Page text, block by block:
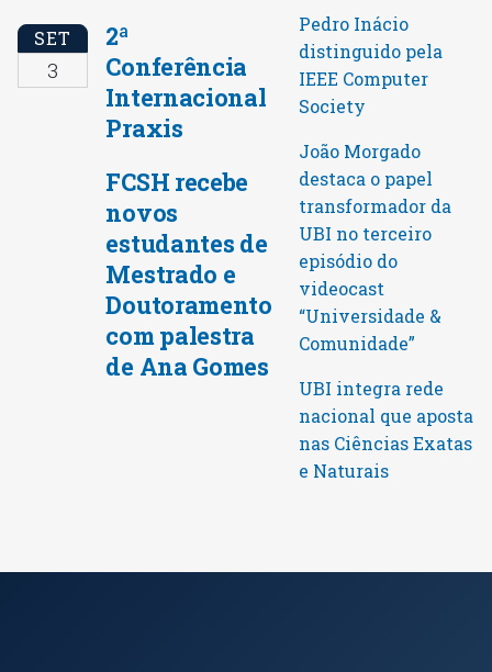
SET
3
2ª
Conferência
Internacional
Praxis
FCSH recebe
novos
estudantes de
Mestrado e
Doutoramento
com palestra
de Ana Gomes
Pedro Inácio
distinguido pela
IEEE Computer
Society
João Morgado
destaca o papel
transformador da
UBI no terceiro
episódio do
videocast
“Universidade &
Comunidade”
UBI integra rede
nacional que aposta
nas Ciências Exatas
e Naturais